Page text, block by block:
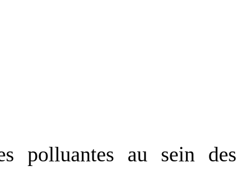
polluantes au sein des